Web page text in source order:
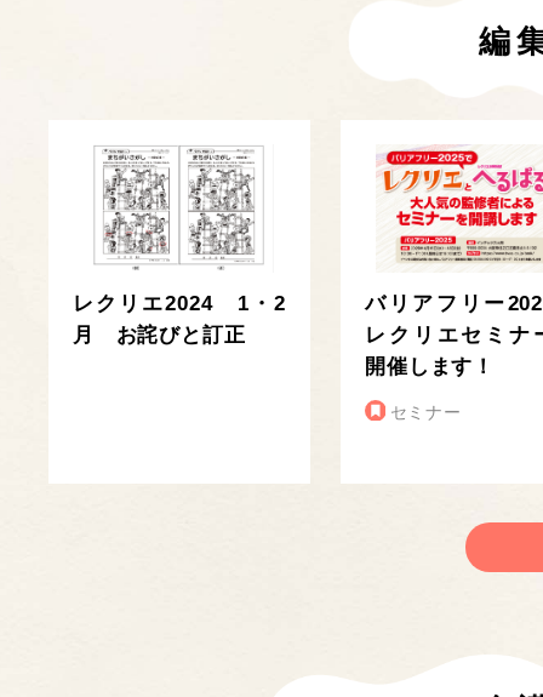
編
レクリエ2024 1・2
月 お詫びと訂正
バリアフリー
レクリエセミナ
開催します！
セミナー